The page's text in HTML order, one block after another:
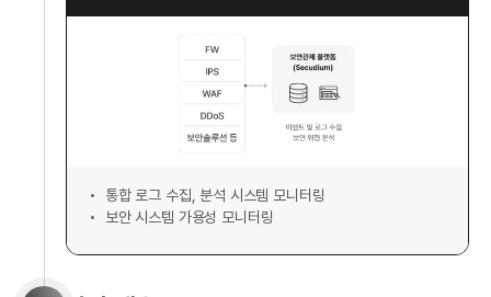
통합 로그 수집, 분석 시스템 모니터링
보안 시스템 가용성 모니터링